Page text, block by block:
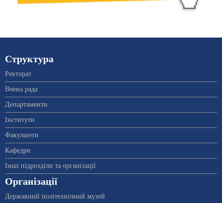
Структура
Ректорат
Вчена рада
Департаменти
Інститути
Факультети
Кафедри
Інші підрозділи та організації
Організації
Державний політехнічний музей